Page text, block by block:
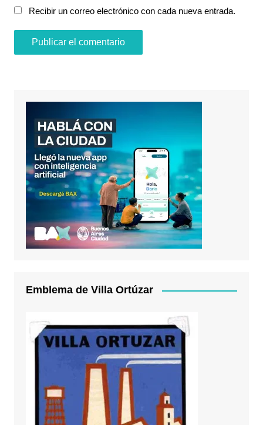
Recibir un correo electrónico con cada nueva entrada.
Emblema de Villa Ortúzar